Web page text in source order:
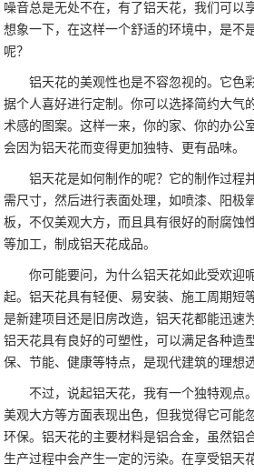
噪音总是无处不在，有了铝天花，我们可以
想象一下，在这样一个舒适的环境中，是不
呢？
铝天花的美观性也是不容忽视的。它色
据个人喜好进行定制。你可以选择简约大气
术感的图案。这样一来，你的家、你的办公
会因为铝天花而变得更加独特、更有品味。
铝天花是如何制作的呢？它的制作过程
需尺寸，然后进行表面处理，如喷漆、阳极
板，不仅美观大方，而且具有很好的耐腐蚀
等加工，制成铝天花成品。
你可能要问，为什么铝天花如此受欢迎
起。铝天花具有轻便、易安装、施工周期短
是新建项目还是旧房改造，铝天花都能迅速
铝天花具有良好的可塑性，可以满足各种造
保、节能、健康等特点，是现代建筑的理想
不过，说起铝天花，我有一个独特观点
美观大方等方面表现出色，但我觉得它可
环保。铝天花的主要材料是铝合金，虽然铝
生产过程中会产生一定的污染。在享受铝天